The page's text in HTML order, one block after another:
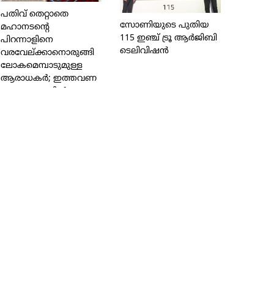
താരം
പതിവ് തെറ്റാതെ
മഹാനടന്റെ
പിറന്നാളിനെ
വരവേല്ക്കാനൊരുങ്ങി
ലോകമെമ്പാടുമുള്ള
ആരാധകര്‍; ഇത്തവണ
സോണിയുടെ പുതിയ
115 ഇഞ്ച് ട്രൂ ആര്‍ജിബി
ടെലിവിഷന്‍